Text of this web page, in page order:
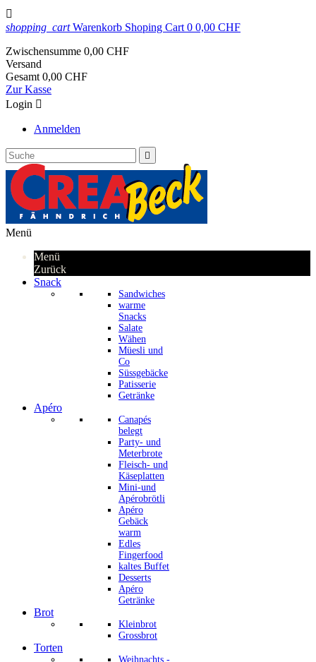

shopping_cart Warenkorb Shoping Cart 0 0,00 CHF
Zwischensumme 0,00 CHF
Versand
Gesamt 0,00 CHF
Zur Kasse
Login 
Anmelden

Menü
Menü
Zurück
Snack
Sandwiches
warme
Snacks
Salate
Wähen
Müesli und
Co
Süssgebäcke
Patisserie
Getränke
Apéro
Canapés
belegt
Party- und
Meterbrote
Fleisch- und
Käseplatten
Mini-und
Apérobrötli
Apéro
Gebäck
warm
Edles
Fingerfood
kaltes Buffet
Desserts
Apéro
Getränke
Brot
Kleinbrot
Grossbrot
Torten
Weihnachts -